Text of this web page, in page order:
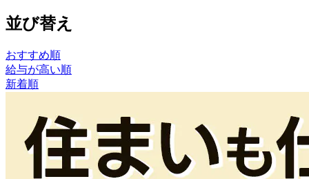
並び替え
おすすめ順
給与が高い順
新着順